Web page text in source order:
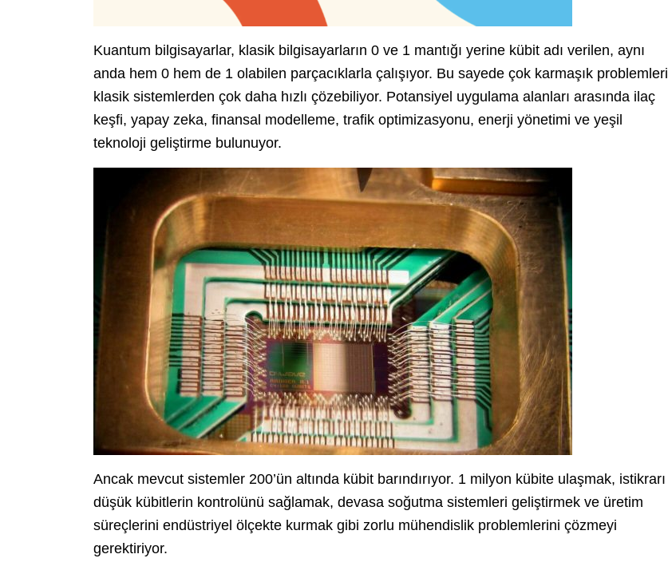
Kuantum bilgisayarlar, klasik bilgisayarların 0 ve 1 mantığı yerine kübit adı verilen, aynı
anda hem 0 hem de 1 olabilen parçacıklarla çalışıyor. Bu sayede çok karmaşık problemleri
klasik sistemlerden çok daha hızlı çözebiliyor. Potansiyel uygulama alanları arasında ilaç
keşfi, yapay zeka, finansal modelleme, trafik optimizasyonu, enerji yönetimi ve yeşil
teknoloji geliştirme bulunuyor.
Ancak mevcut sistemler 200’ün altında kübit barındırıyor. 1 milyon kübite ulaşmak, istikrarı
düşük kübitlerin kontrolünü sağlamak, devasa soğutma sistemleri geliştirmek ve üretim
süreçlerini endüstriyel ölçekte kurmak gibi zorlu mühendislik problemlerini çözmeyi
gerektiriyor.